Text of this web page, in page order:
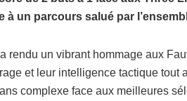
à un parcours salué par
rendu un vibrant hommage aux
et leur intelligence tactique tout
complexe face aux meilleures